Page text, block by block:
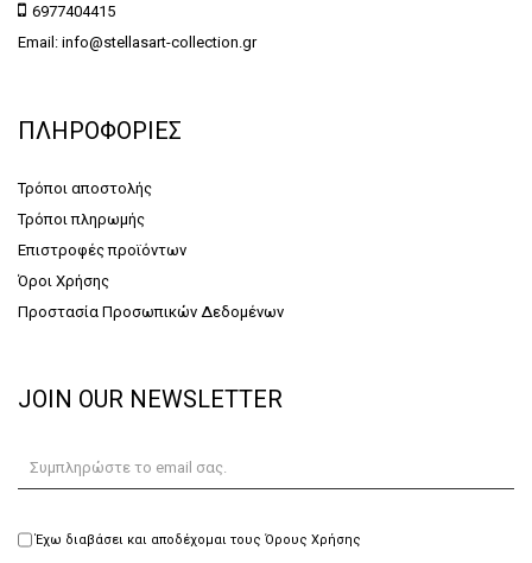
6977404415
Email: info@stellasart-collection.gr
ΠΛΗΡΟΦΟΡΙΕΣ
Τρόποι αποστολής
Τρόποι πληρωμής
Επιστροφές προϊόντων
Όροι Χρήσης
Προστασία Προσωπικών Δεδομένων
JOIN OUR NEWSLETTER
Έχω διαβάσει και αποδέχομαι τους Όρους Χρήσης